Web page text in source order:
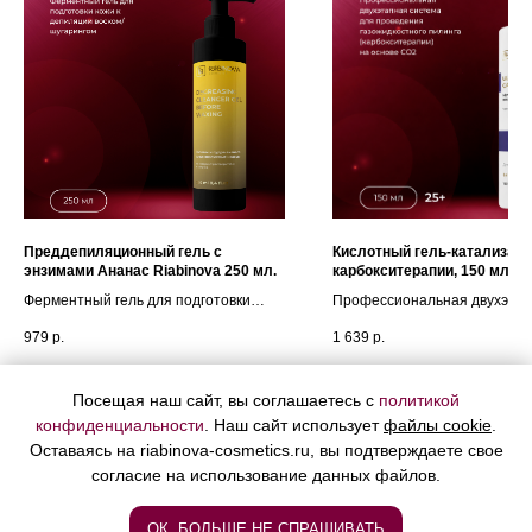
Посещая наш сайт, вы соглашаетесь с политикой
конфиденциальности. Наш сайт используетфайлы cookie.
Оставаясь на riabinova-cosmetics.ru, вы подтверждаете свое
согласие на использование данных файлов.
Преддепиляционный гель с
энзимами Ананас Riabinova 250 мл.
Ферментный гель для подготовки
979 р.
Подробнее
В корзину
Кислотный гель-
карбокситерапии, 150 мл
Профессиональная
газожидкостного пилинга
(карбокситерапии) на
1 639 р.
В